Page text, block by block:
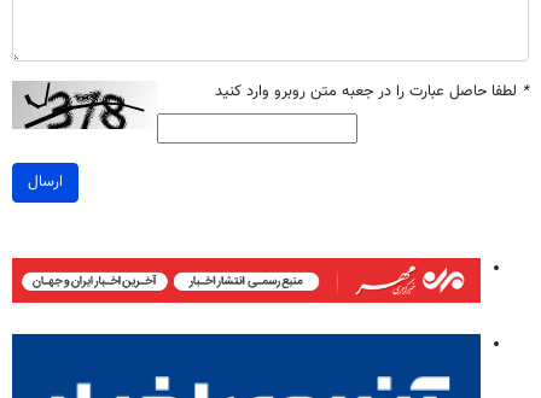
* لطفا حاصل عبارت را در جعبه متن روبرو وارد کنید
ارسال